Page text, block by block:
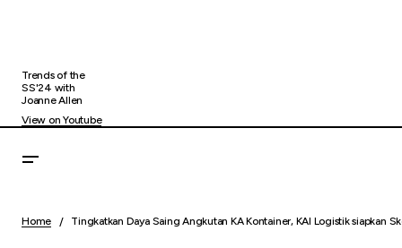
Trends of the
SS'24 with
Joanne Allen
View on Youtube
Ramadhan MIND ID Jangkau Lebih Dari
Uncategorized
Home Tingkatkan Daya Saing Angkutan KA Kontainer, KAI Logistik siapkan